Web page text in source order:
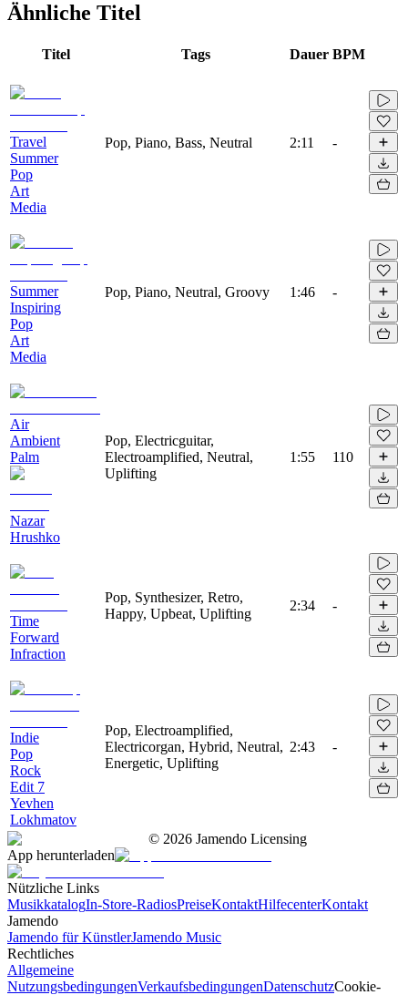
Ähnliche Titel
Titel Tags Dauer BPM
Travel
Summer
Pop
Art
Media
Pop, Piano, Bass, Neutral 2:11 -
Summer
Inspiring
Pop
Art
Media
Pop, Piano, Neutral, Groovy 1:46 -
Air
Ambient
Palm
Nazar
Hrushko
Pop, Electricguitar,
Electroamplified, Neutral,
Uplifting
1:55 110
Time
Forward
Infraction
Pop, Synthesizer, Retro,
Happy, Upbeat, Uplifting
2:34 -
Indie
Pop
Rock
Edit 7
Yevhen
Lokhmatov
Pop, Electroamplified,
Electricorgan, Hybrid, Neutral,
Energetic, Uplifting
2:43 -
© 2026 Jamendo Licensing
App herunterladen
Nützliche Links
MusikkatalogIn-Store-RadiosPreiseKontaktHilfecenterKontakt
Jamendo
Jamendo für KünstlerJamendo Music
Rechtliches
Allgemeine
NutzungsbedingungenVerkaufsbedingungenDatenschutzCookie-